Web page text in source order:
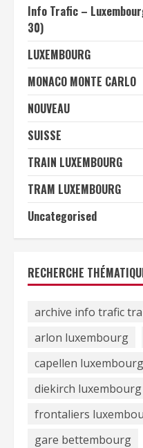
Info Trafic –
30)
LUXEMBOURG
MONACO MONTE CARLO
NOUVEAU
SUISSE
TRAIN LUXEMBOURG
TRAM LUXEMBOURG
Uncategorised
RECHERCHE
archive info trafic
arlon luxembourg
capellen luxembourg
diekirch luxembourg
frontaliers
gare bettembourg